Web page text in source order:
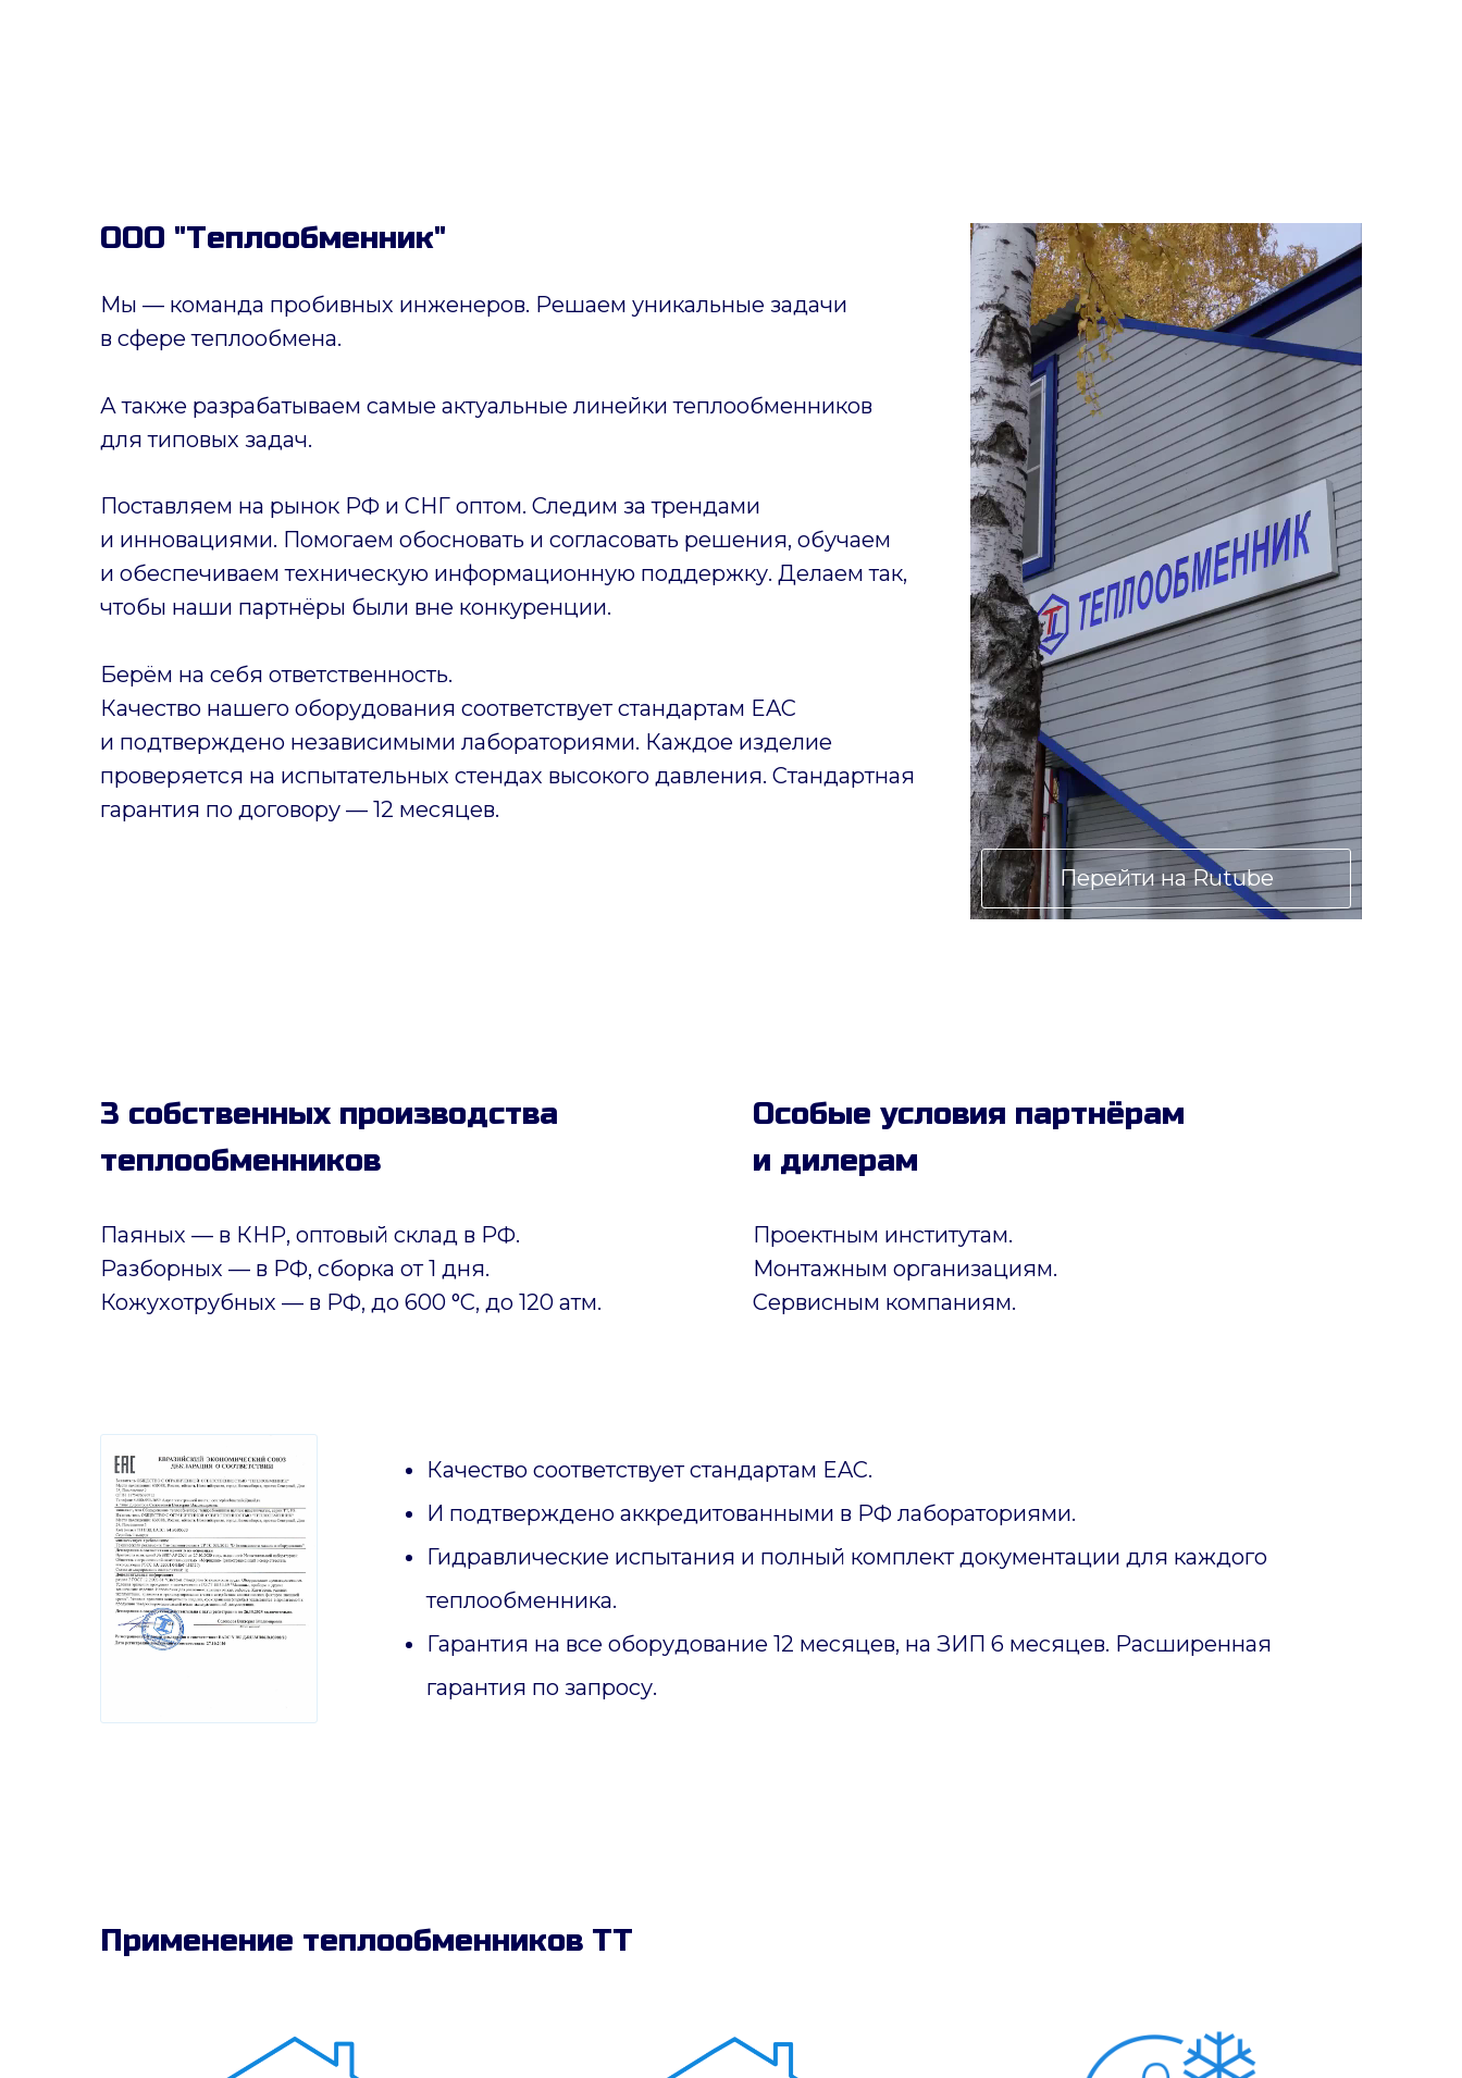
ООО "Теплообменник"
Мы — команда пробивных инженеров. Решаем уникальные задачи
в сфере теплообмена.
А также разрабатываем самые актуальные линейки теплообменников
для типовых задач.
Берём на себя ответственность.
Качество нашего оборудования соответствует стандартам EAC
и подтверждено независимыми лабораториями. Каждое изделие
проверяется на испытательных стендах высокого давления. Стандартная
гарантия по договору — 12 месяцев.
Поставляем на рынок РФ и СНГ оптом. Следим за трендами
и инновациями. Помогаем обосновать и согласовать решения, обучаем
и обеспечиваем техническую информационную поддержку. Делаем так,
чтобы наши партнёры были вне конкуренции.
Перейти на Rutube
3 собственных производства
теплообменников
Паяных — в КНР, оптовый склад в РФ.
Разборных — в РФ, сборка от 1 дня.
Кожухотрубных — в РФ, до 600 °C, до 120 атм.
Особые условия партнёрам
и дилерам
Проектным институтам.
Монтажным организациям.
Сервисным компаниям.
Качество соответствует стандартам EAC.
И подтверждено аккредитованными в РФ лабораториями.
Гидравлические испытания и полный комплект документации для каждого
теплообменника.
Гарантия на все оборудование 12 месяцев, на ЗИП 6 месяцев. Расширенная
гарантия по запросу.
Применение теплообменников ТТ